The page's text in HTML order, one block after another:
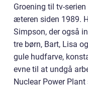
Groening til tv-
æteren siden 1989.
Simpson, der også
tre børn, Bart, Lisa
gule hudfarve,
evne til at undgå
Nuclear Power